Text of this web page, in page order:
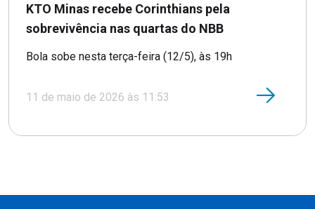
KTO Minas recebe Corinthians pela
sobrevivência nas quartas do NBB
Bola sobe nesta terça-feira (12/5), às 19h
11 de maio de 2026 às 11:53